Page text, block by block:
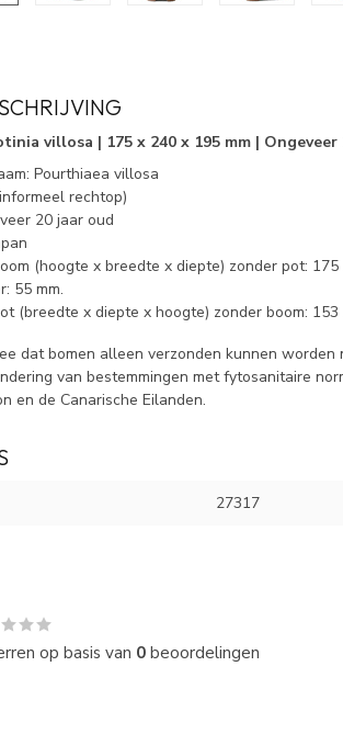
villosa | 175 x 240 x 195 mm | Ongeveer
Pourthiaea villosa
rechtop)
20 jaar oud
(hoogte x breedte x diepte) zonder pot: 175
55 mm.
(breedte x diepte x hoogte) zonder boom: 153
dat bomen alleen verzonden kunnen worden
van bestemmingen met fytosanitaire
en de Canarische Eilanden.
27317
op basis van 0beoordelingen